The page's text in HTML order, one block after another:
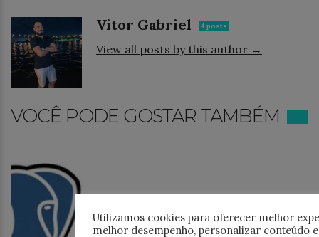
Vitor Gabriel 4 posts
View all posts by this author →
VOCÊ PODE GOSTAR TAMBÉM
Utilizamos cookies para oferecer melhor
melhor desempenho, personalizar conteúdo